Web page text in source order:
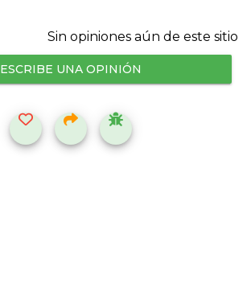
Sin opiniones aún de este sitio
ESCRIBE UNA OPINIÓN